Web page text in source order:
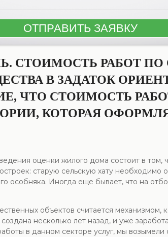
СТОИМОСТЬ РАБОТ
В ЗАДАТОК
ЧТО СТОИМОСТЬ
КОТОРАЯ
оценки жилого дома состоит в том,
старую сельскую хату
особняка. Иногда еще бывает, что на
объектов считается механизмом,
несколько лет назад, и уже
в данном секторе услуг, мы